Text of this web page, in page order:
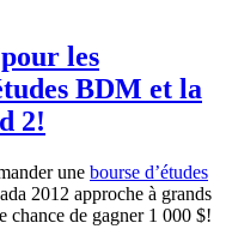
les
BDM et la
2!
une bourse d’études
2012 approche à grands
chance de gagner1 000 $!